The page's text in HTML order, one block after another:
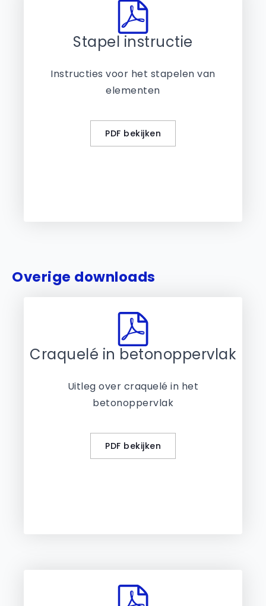
Stapel instructie
Instructies voor het stapelen van
elementen
PDF bekijken
Overige downloads
Craquelé in betonoppervlak
Uitleg over craquelé in het
betonoppervlak
PDF bekijken